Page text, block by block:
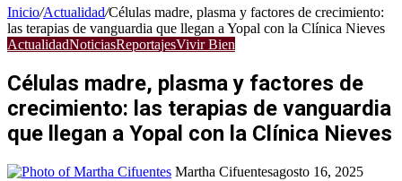
Inicio/Actualidad/Células madre, plasma y factores de crecimiento:
las terapias de vanguardia que llegan a Yopal con la Clínica Nieves
ActualidadNoticiasReportajesVivir Bien
Células madre, plasma y factores de
crecimiento: las terapias de vanguardia
que llegan a Yopal con la Clínica Nieves
Martha Cifuentesagosto 16, 2025